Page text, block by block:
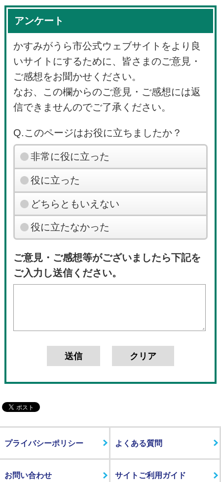
アンケート
かすみがうら市公式ウェブサイトをより良
いサイトにするために、皆さまのご意見・
ご感想をお聞かせください。
なお、この欄からのご意見・ご感想には返
信できませんのでご了承ください。
Q.このページはお役に立ちましたか？
非常に役に立った
役に立った
どちらともいえない
役に立たなかった
ご意見・ご感想等がございましたら下記を
ご入力し送信ください。
プライバシーポリシー よくある質問
お問い合わせ サイトご利用ガイド